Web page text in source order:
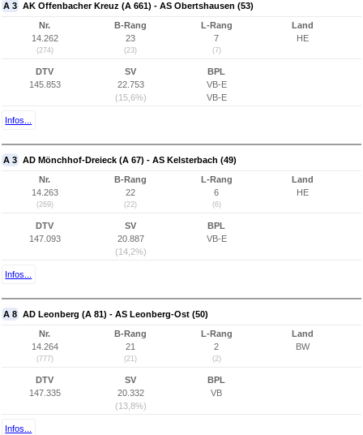
A 3 AK Offenbacher Kreuz (A 661) - AS Obertshausen (53)
Nr.
14.262
(274)
B-Rang
23
(23)
L-Rang
7
(7)
Land
HE
DTV
145.853
SV
22.753
(15,6%)
BPL
VB-E
VB-E
Infos...
A 3 AD Mönchhof-Dreieck (A 67) - AS Kelsterbach (49)
Nr.
14.263
(269)
B-Rang
22
(22)
L-Rang
6
(6)
Land
HE
DTV
147.093
SV
20.887
(14,2%)
BPL
VB-E
Infos...
A 8 AD Leonberg (A 81) - AS Leonberg-Ost (50)
Nr.
14.264
(777)
B-Rang
21
(21)
L-Rang
2
(2)
Land
BW
DTV
147.335
SV
20.332
(13,8%)
BPL
VB
Infos...